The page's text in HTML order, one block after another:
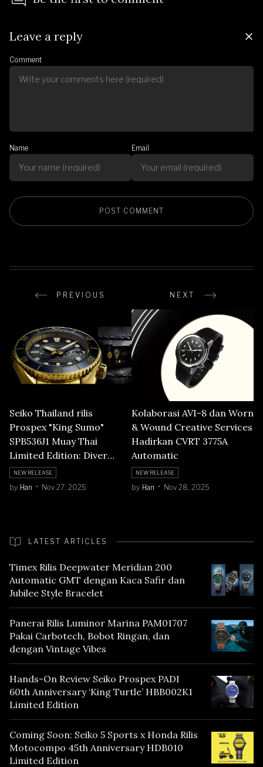
Leave a reply
Comment
Name Email
PREVIOUS NEXT
Seiko Thailand rilis
Prospex "King Sumo"
SPB536J1 Muay Thai
Limited Edition: Diver
Emas yang Menghidupkan
Spirit Juara Thailand
NEW RELEASE
by Han Nov 27, 2025
Kolaborasi AVI-8 dan Worn
& Wound Creative Services
Hadirkan CVRT 3775A
Automatic
NEW RELEASE
by Han Nov 28, 2025
LATEST ARTICLES
Timex Rilis Deepwater Meridian 200
Automatic GMT dengan Kaca Safir dan
Jubilee Style Bracelet
Panerai Rilis Luminor Marina PAM01707
Pakai Carbotech, Bobot Ringan, dan
dengan Vintage Vibes
Hands-On Review Seiko Prospex PADI
60th Anniversary ‘King Turtle’ HBB002K1
Limited Edition
Coming Soon: Seiko 5 Sports x Honda Rilis
Motocompo 45th Anniversary HDB010
Limited Edition